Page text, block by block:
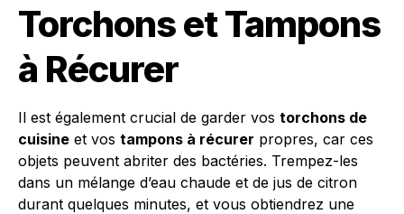
Torchons et Tampons
à Récurer
Il est également crucial de garder vos torchons de
cuisine et vos tampons à récurer propres, car ces
objets peuvent abriter des bactéries. Trempez-les
dans un mélange d’eau chaude et de jus de citron
durant quelques minutes, et vous obtiendrez une